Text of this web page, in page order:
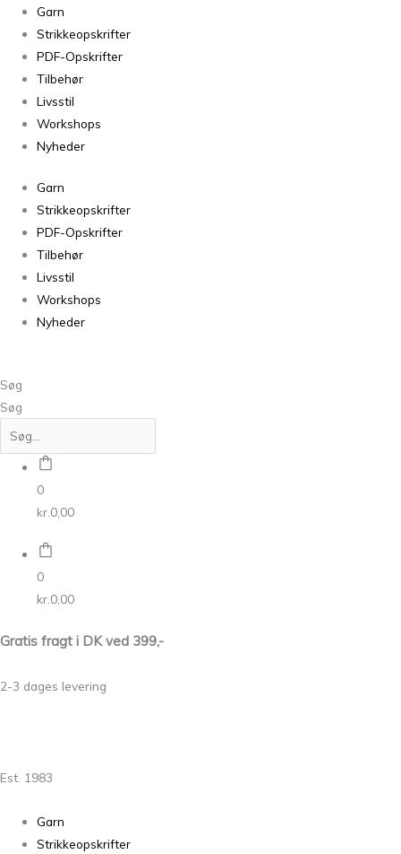
Garn
Strikkeopskrifter
PDF-Opskrifter
Tilbehør
Livsstil
Workshops
Nyheder
Garn
Strikkeopskrifter
PDF-Opskrifter
Tilbehør
Livsstil
Workshops
Nyheder
Søg
Søg
0
kr. 0,00
0
kr. 0,00
Gratis fragt i DK ved 399,-
2-3 dages levering
Est. 1983
Garn
Strikkeopskrifter
Clutch
Baldyre
antal